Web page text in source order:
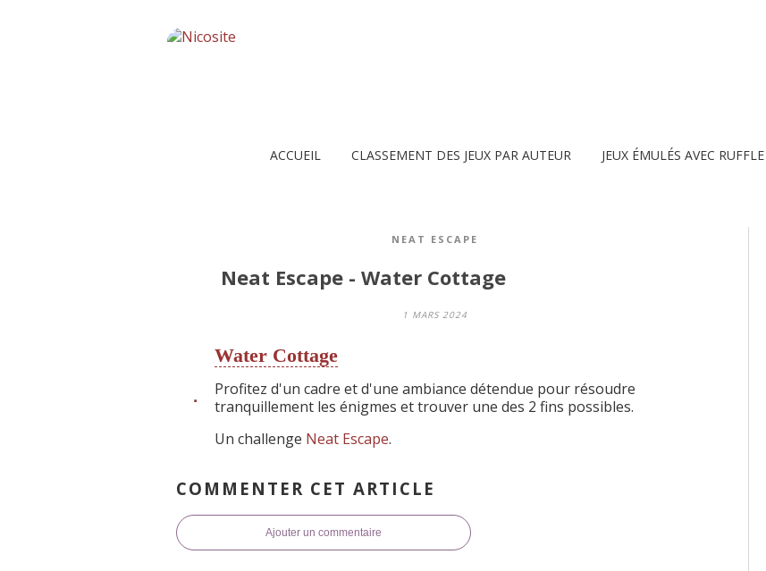
ACCUEIL CLASSEMENT DES JEUX PAR AUTEUR JEUX ÉMULÉS AVEC RUFFLE
NEAT ESCAPE
Neat Escape - Water Cottage
1 MARS 2024
Water Cottage
Profitez d'un cadre et d'une ambiance détendue pour résoudre
tranquillement les énigmes et trouver une des 2 fins possibles.
Un challenge Neat Escape.
COMMENTER CET ARTICLE
Ajouter un commentaire